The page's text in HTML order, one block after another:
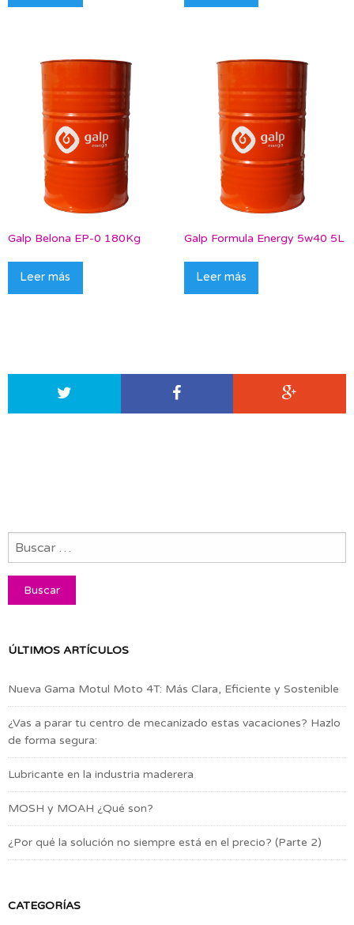
Galp Belona EP-0 180Kg
Leer más
Galp Formula Energy 5w40 5L
Leer más
ÚLTIMOS ARTÍCULOS
Nueva Gama Motul Moto 4T: Más Clara, Eficiente y Sostenible
¿Vas a parar tu centro de mecanizado estas vacaciones? Hazlo
de forma segura:
Lubricante en la industria maderera
MOSH y MOAH ¿Qué son?
¿Por qué la solución no siempre está en el precio? (Parte 2)
CATEGORÍAS